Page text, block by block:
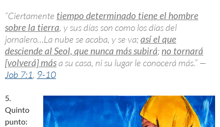
“Ciertamente tiempo determinado tiene el hombre
sobre la tierra, y sus días son como los días del
jornalero…La nube se acaba, y se va;así el que
desciende al Seol, que nunca más subirá; no tornará
[volverá] mása su casa, ni su lugar le conocerá más.” —
Job 7:1, 9-10
5.
Quinto
punto: